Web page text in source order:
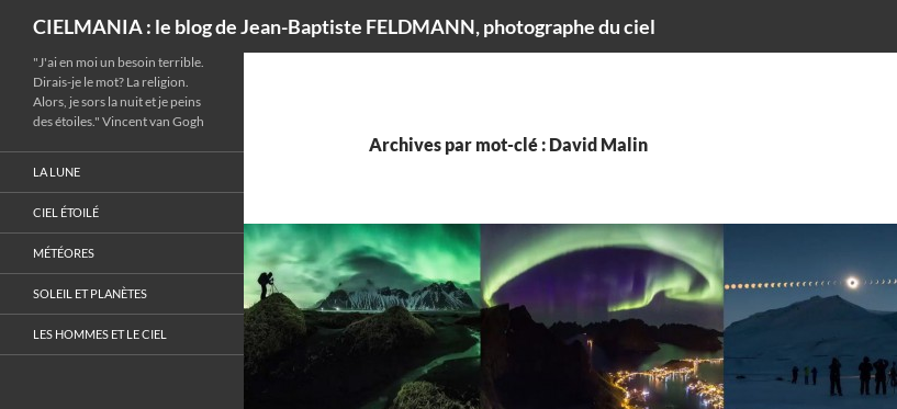
CIELMANIA : le blog de Jean-Baptiste FELDMANN, photographe du ciel
Archives par mot-clé : David Malin
"J'ai en moi un besoin terrible.
Dirais-je le mot? La religion.
Alors, je sors la nuit et je peins
des étoiles." Vincent van Gogh
LA LUNE
CIEL ÉTOILÉ
MÉTÉORES
SOLEIL ET PLANÈTES
LES HOMMES ET LE CIEL